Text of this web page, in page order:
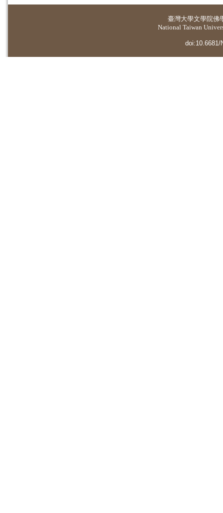
臺灣大學文學院佛
National Taiwan
doi:10.6681/